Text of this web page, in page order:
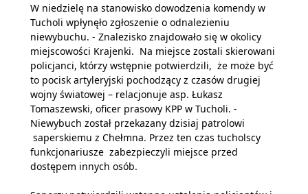
W niedzielę na stanowisko dowodzenia komendy w
Tucholi wpłynęło zgłoszenie o odnalezieniu
niewybuchu. - Znalezisko znajdowało się w okolicy
miejscowości Krajenki. Na miejsce zostali skierowani
policjanci, którzy wstępnie potwierdzili, że może być
to pocisk artyleryjski pochodzący z czasów drugiej
wojny światowej – relacjonuje asp. Łukasz
Tomaszewski, oficer prasowy KPP w Tucholi. -
Niewybuch został przekazany dzisiaj patrolowi
saperskiemu z Chełmna. Przez ten czas tucholscy
funkcjonariusze zabezpieczyli miejsce przed
dostępem innych osób.